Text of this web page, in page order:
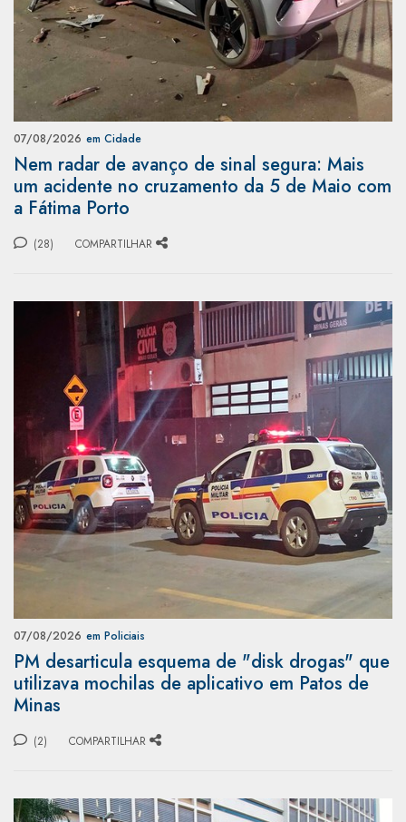
07/08/2026 em Cidade
Nem radar de avanço de sinal segura: Mais
um acidente no cruzamento da 5 de Maio com
a Fátima Porto
(28) COMPARTILHAR
07/08/2026 em Policiais
PM desarticula esquema de "disk drogas" que
utilizava mochilas de aplicativo em Patos de
Minas
(2) COMPARTILHAR